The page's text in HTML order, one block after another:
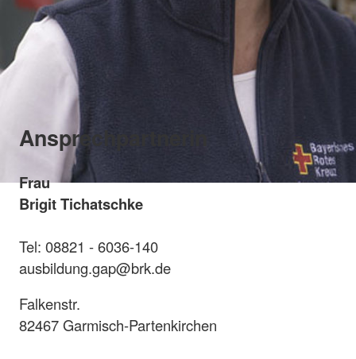
Ansprechpartnerin
Frau
Brigit Tichatschke
Tel: 08821 - 6036-140
ausbildung.gap@brk.de
Falkenstr.
82467 Garmisch-Partenkirchen